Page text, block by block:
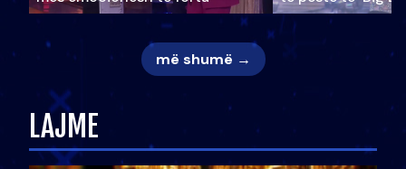
më shumë →
LAJME